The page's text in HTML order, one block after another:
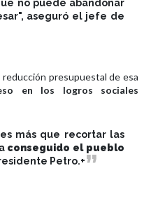
no puede abandonar
aseguró el jefe de
presupuestal de esa
en los logros sociales
más que recortar las
conseguido el pueblo
Petro.+